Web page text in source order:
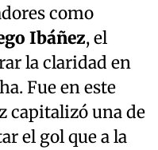
como
Ibáñez, el
la claridad en
Fue en este
capitalizó una de
el gol que a la